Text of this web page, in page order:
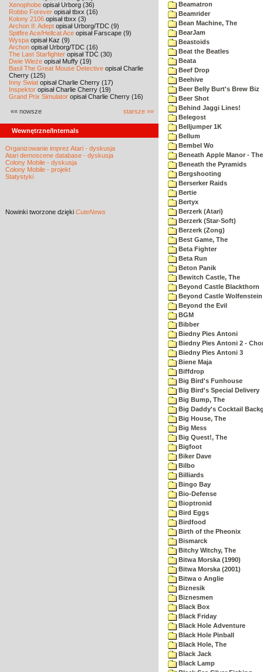
Xenophobe opisał Urborg (36)
Robbo Forever opisał tbxx (16)
Kolony 2106 opisał tbxx (3)
Archon II: Adept opisał Urborg/TDC (9)
Spitfire Ace/Hellcat Ace opisał Farscape (9)
Wyspa opisał Kaz (9)
Archon opisał Urborg/TDC (16)
The Last Starfighter opisał TDC (30)
Dwie Wieże opisał Muffy (19)
Basil The Great Mouse Detective opisał Charlie
Cherry (125)
Inny Świat opisał Charlie Cherry (17)
Inspektor opisał Charlie Cherry (19)
Grand Prix Simulator opisał Charlie Cherry (16)
«« nowsze starsze »»
Wewnętrzne/Internals
Organizowanie imprez Atari - dyskusja
Atari demoscene database - dyskusja
Colony Mobile - dyskusja
Colony Mobile - projekt
Statystyki
Nowinki tworzone dzięki CuteNews
Beamatron
Beamrider
Bean Machine, The
BearJam
Beastoids
Beat the Beatles
Beata
Beef Drop
Beehive
Beer Belly Burt's Brew Biz
Beer Shot
Behind Jaggi Lines!
Belegost
Belljumper 1K
Bellum
Bembel Wo
Beneath Apple Manor -
Beneath the Pyramids
Bergshooting
Berserker Raids
Bertie
Bertyx
Berzerk (Atari)
Berzerk (Star-Soft)
Berzerk (Zong)
Best Game, The
Beta Fighter
Beta Run
Beton Panik
Bewitch Castle, The
Beyond Castle Blackthorn
Beyond Castle Wolfenstein
Beyond the Evil
BGM
Bibber
Biedny Pies Antoni
Biedny Pies Antoni 2 -
Biedny Pies Antoni 3
Biene Maja
Biffdrop
Big Bird's Funhouse
Big Bird's Special Delivery
Big Bump, The
Big Daddy's Cocktail
Big House, The
Big Mess
Big Quest!, The
Bigfoot
Biker Dave
Bilbo
Billiards
Bingo Bay
Bio-Defense
Bioptronid
Bird Eggs
Birdfood
Birth of the Pheonix
Bismarck
Bitchy Witchy, The
Bitwa Morska (1990)
Bitwa Morska (2001)
Bitwa o Anglie
Biznesik
Biznesmen
Black Box
Black Friday
Black Hole Adventure
Black Hole Pinball
Black Hole, The
Black Jack
Black Lamp